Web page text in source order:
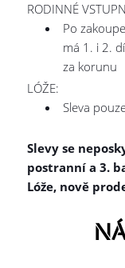
RODINNÉ
Po
má 1. i 2.
za korunu
LÓŽE:
Sleva
Slevy se
postranní a 3.
Lóže, nově